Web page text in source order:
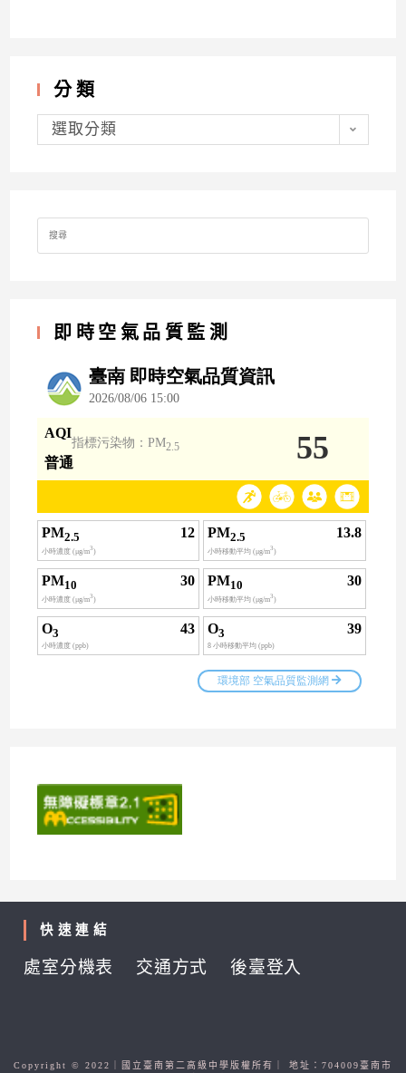
分類
分
類選取分類
Search
for:
即時空氣品質監測
快速連結
處室分機表 交通方式 後臺登入
Copyright © 2022｜國立臺南第二高級中學版權所有｜ 地址：704009臺南市